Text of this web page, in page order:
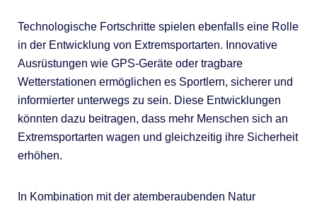
Technologische Fortschritte spielen ebenfalls eine Rolle
in der Entwicklung von Extremsportarten. Innovative
Ausrüstungen wie GPS-Geräte oder tragbare
Wetterstationen ermöglichen es Sportlern, sicherer und
informierter unterwegs zu sein. Diese Entwicklungen
könnten dazu beitragen, dass mehr Menschen sich an
Extremsportarten wagen und gleichzeitig ihre Sicherheit
erhöhen.
In Kombination mit der atemberaubenden Natur